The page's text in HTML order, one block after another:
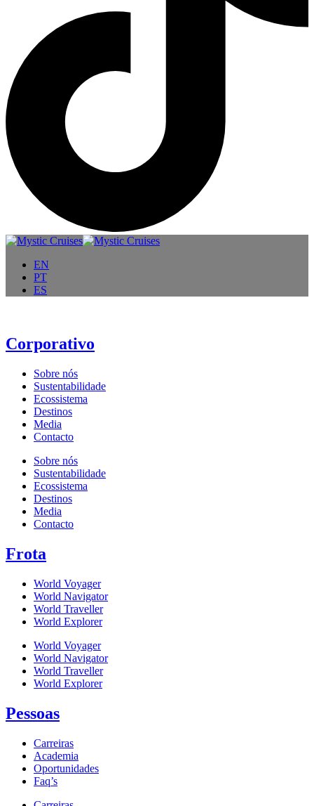
EN
PT
ES
Corporativo
Sobre nós
Sustentabilidade
Ecossistema
Destinos
Media
Contacto
Sobre nós
Sustentabilidade
Ecossistema
Destinos
Media
Contacto
Frota
World Voyager
World Navigator
World Traveller
World Explorer
World Voyager
World Navigator
World Traveller
World Explorer
Pessoas
Carreiras
Academia
Oportunidades
Faq’s